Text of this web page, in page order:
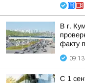
В г.
факту
09:13
С 1